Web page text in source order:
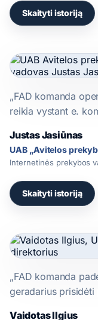
Skaityti istoriją
„FAD komanda
reikia vystant e.
Justas Jasiūnas
UAB „Avitelos
Internetinės prekybos
Skaityti istoriją
„FAD komanda
geradarius prisidėti
Vaidotas Ilgius